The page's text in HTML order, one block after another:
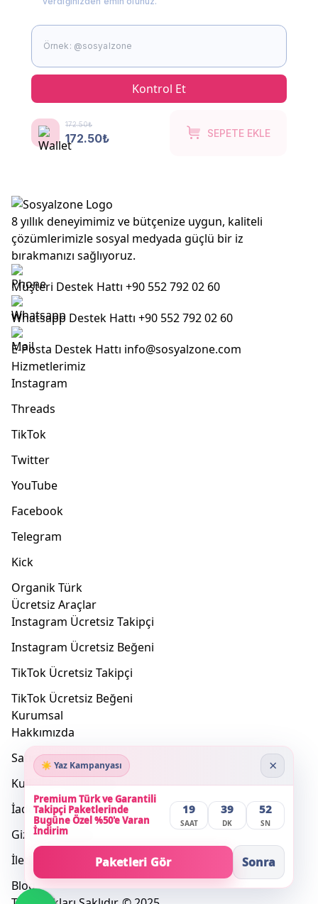
Kontrol Et
172.50₺
172.50₺ SEPETE EKLE
8 yıllık deneyimimiz ve bütçenize uygun, kaliteli
çözümlerimizle sosyal medyada güçlü bir iz
bırakmanızı sağlıyoruz.
Müşteri Destek Hattı +90 552 792 02 60
Whatsapp Destek Hattı +90 552 792 02 60
E-Posta Destek Hattı info@sosyalzone.com
Hizmetlerimiz
Instagram
Threads
TikTok
Twitter
YouTube
Facebook
Telegram
Kick
Organik Türk
Ücretsiz Araçlar
Instagram Ücretsiz Takipçi
Instagram Ücretsiz Beğeni
TikTok Ücretsiz Takipçi
TikTok Ücretsiz Beğeni
Kurumsal
Hakkımızda
Satış Sözleşmesi
Kullanım Sözleşmesi
İade Koşulları
Gizlilik Politikası
İletişim
Blog
☀️ Yaz Kampanyası ×
Premium Türk ve Garantili
Takipçi Paketlerinde
Bugüne Özel %50'e Varan
İndirim
19
SAAT
39
DK
52
SN
Paketleri Gör Sonra